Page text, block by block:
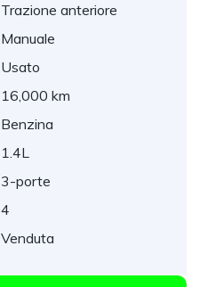
Trazione anteriore
Manuale
Usato
16,000 km
Benzina
1.4L
3-porte
4
Venduta